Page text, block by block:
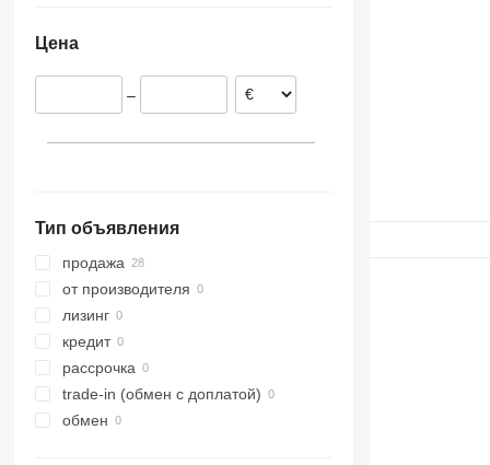
Цена
–
Тип объявления
продажа
от производителя
лизинг
кредит
рассрочка
trade-in (обмен с доплатой)
обмен